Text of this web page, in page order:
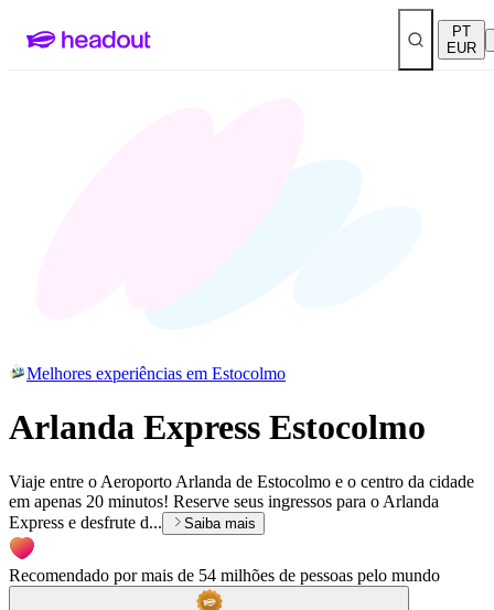
PT
EUR
Melhores experiências em Estocolmo
Arlanda Express Estocolmo
Viaje entre o Aeroporto Arlanda de Estocolmo e o centro da cidade
em apenas 20 minutos! Reserve seus ingressos para o Arlanda
Express e desfrute d...
Saiba mais
Recomendado por mais de 54 milhões de pessoas pelo mundo